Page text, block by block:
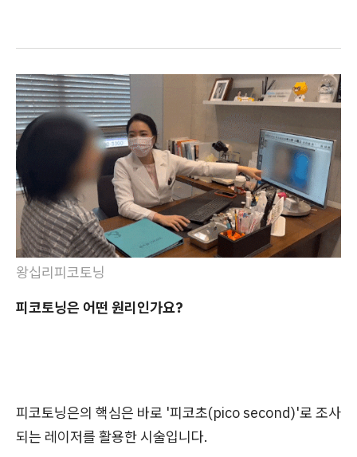
왕십리피코토닝
피코토닝은 어떤 원리인가요?
피코토닝은의 핵심은 바로 '피코초(pico second)'로 조사
되는 레이저를 활용한 시술입니다.